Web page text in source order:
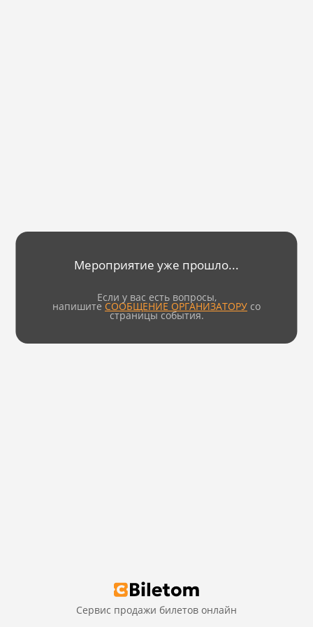
Мероприятие уже прошло...
Если у вас есть вопросы,
напишите СООБЩЕНИЕ ОРГАНИЗАТОРУ со
страницы события.
Сервис продажи билетов онлайн